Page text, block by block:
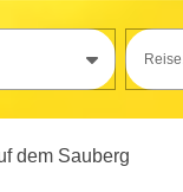
dem Sauberg